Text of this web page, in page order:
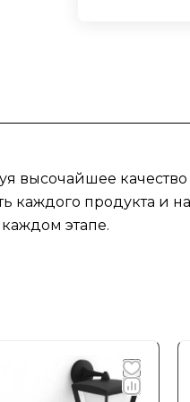
высочайшее
продукта и
этапе.